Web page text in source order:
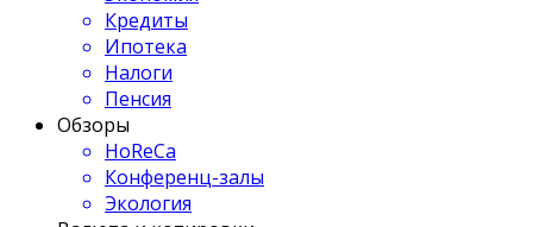
Кредиты
Ипотека
Налоги
Пенсия
Обзоры
HoReCa
Конференц-залы
Экология